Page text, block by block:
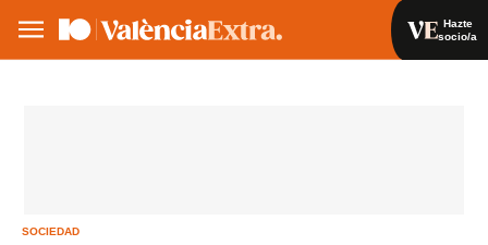
Hazte
socio/a
SOCIEDAD